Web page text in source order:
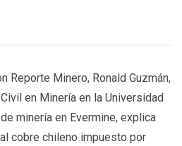
Reporte Minero, Ronald Guzmán,
en Minería en la Universidad
minería en Evermine, explica
cobre chileno impuesto por